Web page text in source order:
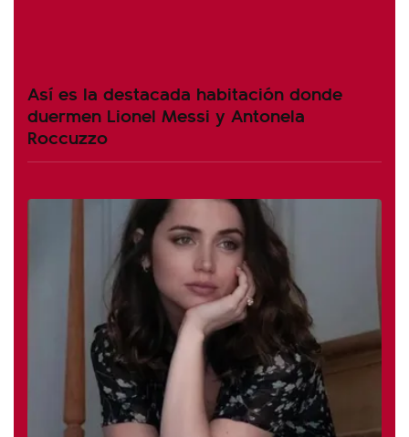
Así es la destacada habitación donde
duermen Lionel Messi y Antonela
Roccuzzo